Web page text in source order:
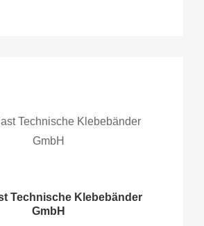
Technische Klebebänder
GmbH